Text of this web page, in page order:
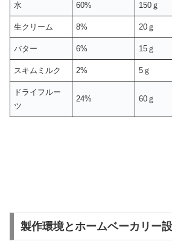
水 60% 150ｇ
生クリーム 8% 20ｇ
バター 6% 15ｇ
スキムミルク 2% 5ｇ
ドライフルー
ツ
24% 60ｇ
製作環境とホームベーカリー設